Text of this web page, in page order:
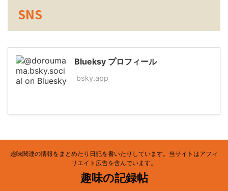
SNS
Blueksy プロフィール
bsky.app
趣味関連の情報をまとめたり日記を書いたりしています。当サイトはアフィ
リエイト広告を含んでいます。
趣味の記録帖